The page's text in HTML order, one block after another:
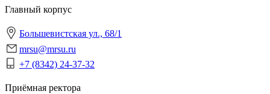
Главный корпус
Большевистская ул., 68/1
mrsu@mrsu.ru
+7 (8342) 24-37-32
Приёмная ректора